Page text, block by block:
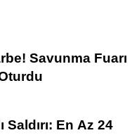
Savunma Fuarı
Saldırı: En Az 24